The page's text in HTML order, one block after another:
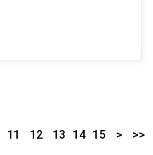
11 12 13 14 15 > >>